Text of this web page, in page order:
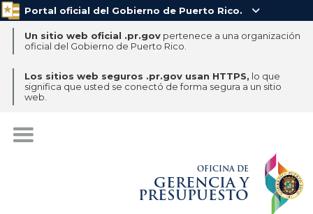
Portal oficial del Gobierno de Puerto Rico. 
Un sitio web oficial .pr.govpertenece a una organización
oficial del Gobierno de Puerto Rico.
Los sitios web seguros .pr.gov usan HTTPS, lo que
significa que usted se conectó de forma segura a un sitio
web.
OFICINA DE
GERENCIA Y
PRESUPUESTO